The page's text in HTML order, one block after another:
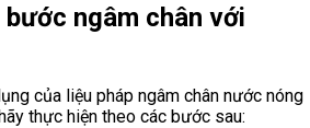
ngâm chân với
của liệu pháp ngâm chân nước nóng
thực hiện theo các bước sau: